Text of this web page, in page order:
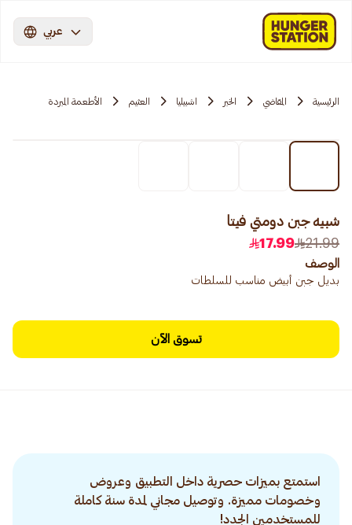
عربي
الرئيسية المقاضي الخبر اشبيليا العثيم الأطعمة المبردة
شبيه جبن دومتي فيتا
21.99
17.99
الوصف
بديل جبن أبيض مناسب للسلطات
تسوق الآن
استمتع بميزات حصرية داخل التطبيق وعروض
وخصومات مميزة. وتوصيل مجاني لمدة سنة كاملة
للمستخدمين الجدد!